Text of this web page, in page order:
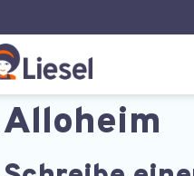
Alloheim